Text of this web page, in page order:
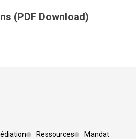
(PDF Download)
Ressources
Mandat